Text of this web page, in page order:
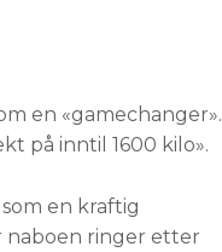
en «gamechanger».
på inntil 1600 kilo».
en kraftig
naboen ringer etter